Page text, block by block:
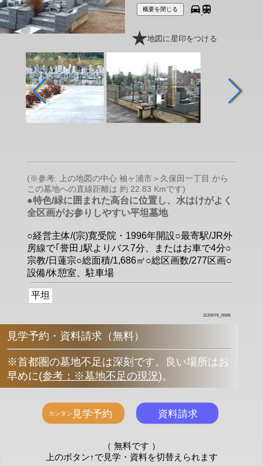
概要を閉じる
地図に星印をつける
(※参考: 上の地図の中心 袖ヶ浦市＞久保田一丁目 から
この墓地への直線距離は 約 22.83 Kmです)
●特色/緑に囲まれた高台に位置し、水はけがよく
全区画がお参りしやすい平坦墓地
○経営主体/(宗)寛受院・1996年開設○最寄駅/JR外
房線で｢誉田｣駅よりバス7分、またはお車で4分○
宗教/日蓮宗○総面積/1,686㎡○総区画数/277区画○
設備/休憩室、駐車場
平坦
1120076_0006
見学予約・資料請求（無料）
※首都圏の墓地不足は深刻です。良い場所はお
早めに(参考：※墓地不足の現況)。
（ 無料です ）
上のボタン↑で見学・資料を切替えられます